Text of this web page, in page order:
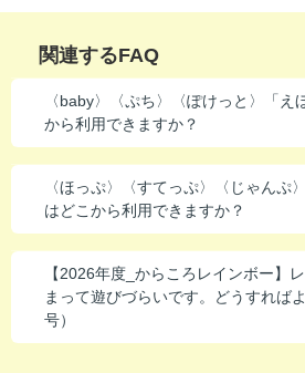
関連するFAQ
〈baby〉〈ぷち〉〈ぽけっと〉「え
から利用できますか？
〈ほっぷ〉〈すてっぷ〉〈じゃんぷ
はどこから利用できますか？
【2026年度_からころレインボー】
まって遊びづらいです。どうすれば
号）